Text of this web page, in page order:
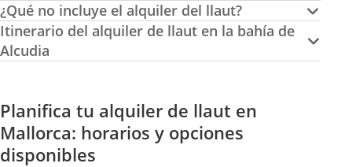
¿Qué no incluye el alquiler del llaut?
Itinerario del alquiler de llaut en la bahía de
Alcudia
Planifica tu alquiler de llaut en
Mallorca: horarios y opciones
disponibles